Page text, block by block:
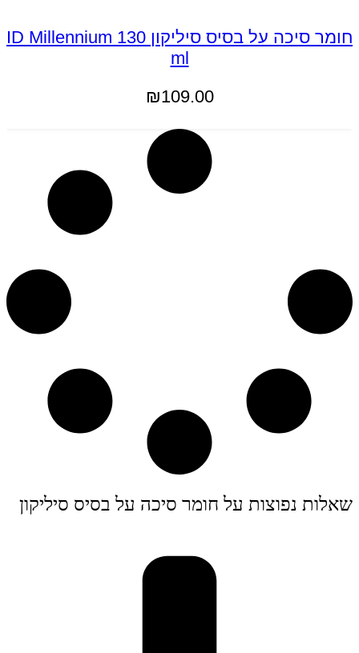
חומר סיכה על בסיס סיליקון ID Millennium 130
ml
₪109.00
שאלות נפוצות על חומר סיכה על בסיס סיליקון